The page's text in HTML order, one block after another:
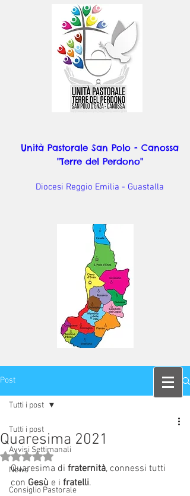
Unità Pastorale San Polo - Canossa
"Terre del Perdono"
Diocesi Reggio Emilia - Guastalla
Post
Tutti i post
Avvisi Settimanali
News
Consiglio Pastorale
Tutti i post
Quaresima 2021
Valutazione NaN stelle su 5.
Quaresima di fraternità, connessi tutti
con Gesù e i fratelli.